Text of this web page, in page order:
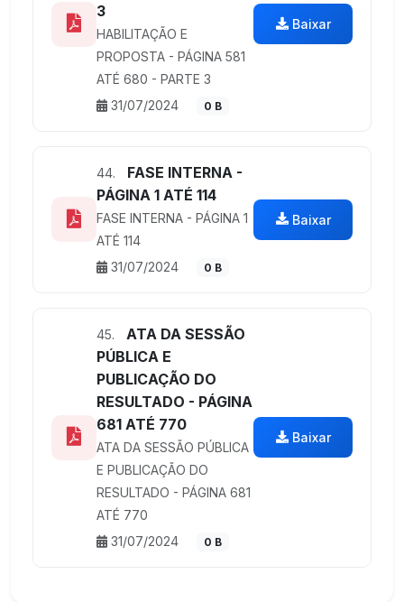
3
HABILITAÇÃO E
PROPOSTA - PÁGINA 581
ATÉ 680 - PARTE 3
31/07/2024
0 B
Baixar
44.
FASE INTERNA -
PÁGINA 1 ATÉ 114
FASE INTERNA - PÁGINA 1
ATÉ 114
31/07/2024
0 B
Baixar
45.
ATA DA SESSÃO
PÚBLICA E
PUBLICAÇÃO DO
RESULTADO - PÁGINA
681 ATÉ 770
ATA DA SESSÃO PÚBLICA
E PUBLICAÇÃO DO
RESULTADO - PÁGINA 681
ATÉ 770
31/07/2024
0 B
Baixar